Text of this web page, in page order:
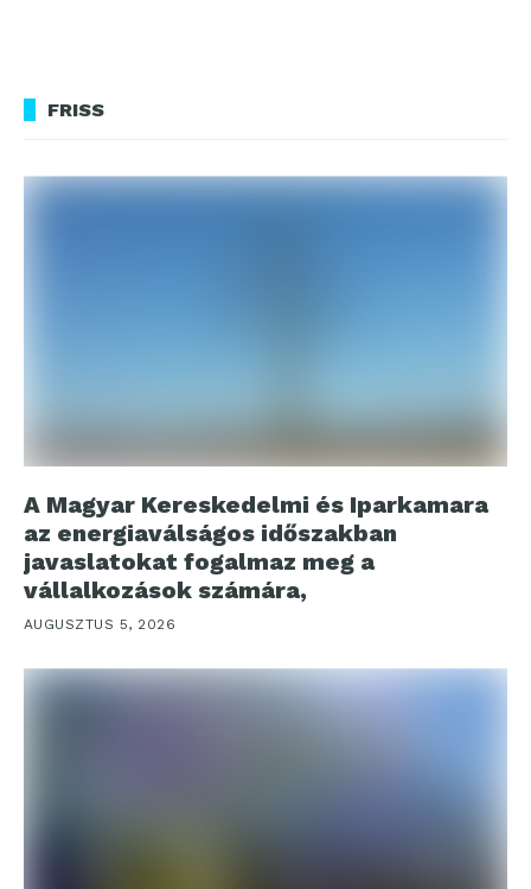
FRISS
A Magyar Kereskedelmi és Iparkamara
az energiaválságos időszakban
javaslatokat fogalmaz meg a
vállalkozások számára,
AUGUSZTUS 5, 2026